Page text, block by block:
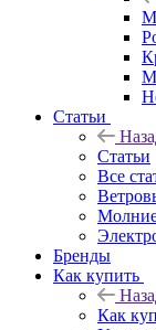
Статьи
Статьи
Все
Бренды
Как купить
Как